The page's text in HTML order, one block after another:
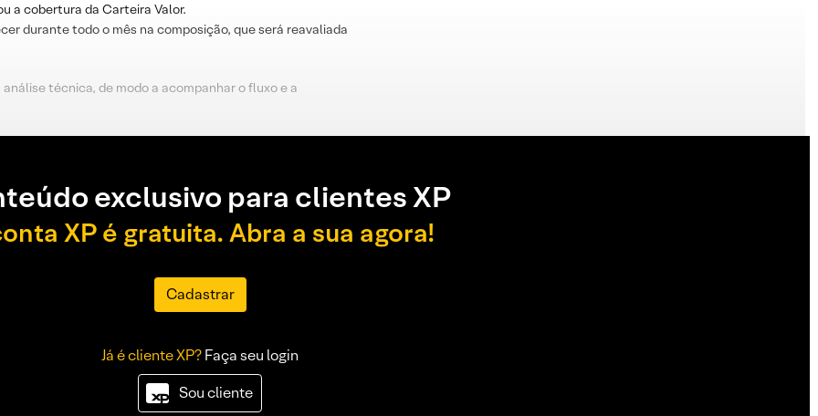
a cobertura da Carteira Valor.
durante todo o mês na composição, que será reavaliada
técnica, de modo a acompanhar o fluxo e a
exclusivo para clientes XP
XP é gratuita. Abra a sua agora!
Cadastrar
Já é cliente XP?Faça seu login
Sou cliente